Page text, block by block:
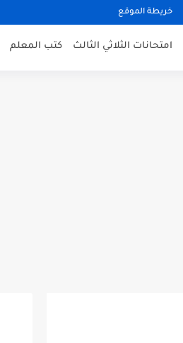
خريطة الموقع
امتحانات الثلاثي الثالث كتب المعلم